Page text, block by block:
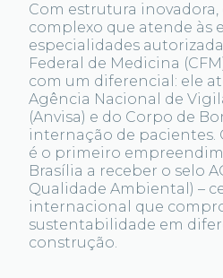
Com estrutura
complexo que atende às
especialidades
Federal de Medicina
com um diferencial: ele
Agência Nacional de
(Anvisa) e do Corpo de
internação de pacientes.
é o primeiro
Brasília a receber o selo
Qualidade Ambiental) –
internacional que
sustentabilidade em
construção.